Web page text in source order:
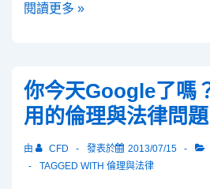
法
著
作
權
閱讀更多 »
你今天Google了嗎
用的倫理與法律問題
由 CFD 發表於 2013/07/15
TAGGED WITH 倫理與法律